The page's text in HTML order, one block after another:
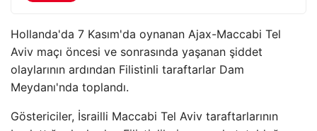
Hollanda'da 7 Kasım'da oynanan Ajax-Maccabi Tel
Aviv maçı öncesi ve sonrasında yaşanan şiddet
olaylarının ardından Filistinli taraftarlar Dam
Meydanı'nda toplandı.
Göstericiler, İsrailli Maccabi Tel Aviv taraftarlarının